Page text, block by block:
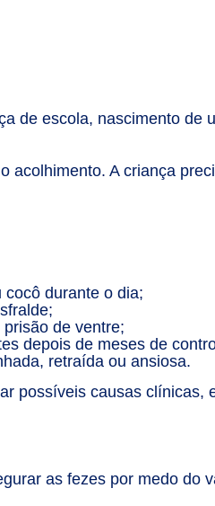
de escola, nascimento
A criança
durante o dia;
de ventre;
depois de meses de
retraída ou ansiosa.
possíveis causas
as fezes por medo do